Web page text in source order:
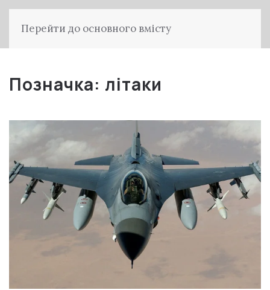
Перейти до основного вмісту
Позначка: літаки